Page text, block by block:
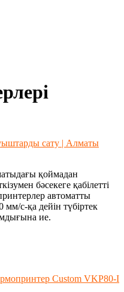
сату | Алматы
қоймадан
бәсекеге қабілетті
автоматты
с-қа дейін түбіртек
ие.